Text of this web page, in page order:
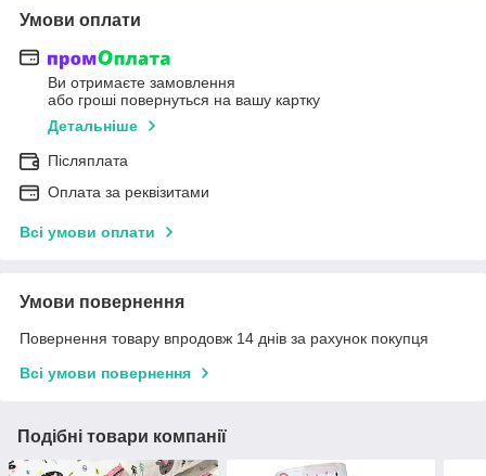
Умови оплати
Ви отримаєте замовлення
або гроші повернуться на вашу картку
Детальніше
Післяплата
Оплата за реквізитами
Всі умови оплати
Умови повернення
Повернення товару впродовж 14 днів за рахунок покупця
Всі умови повернення
Подібні товари компанії